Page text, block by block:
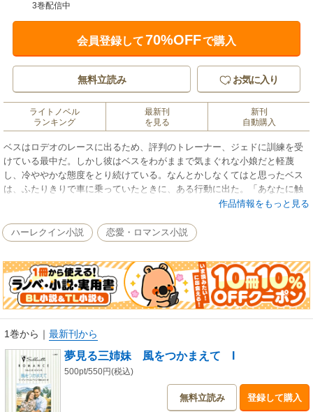
3巻配信中
会員登録して70%OFFで購入
無料立読み お気に入り
ライトノベル
ランキング
最新刊
を見る
新刊
自動購入
ベスはロデオのレースに出るため、評判のトレーナー、ジェドに訓練を受
けている最中だ。しかし彼はベスをわがままで気まぐれな小娘だと軽蔑
し、冷ややかな態度をとり続けている。なんとかしなくてはと思ったベス
は、ふたりきりで車に乗っていたときに、ある行動に出た。「あなたに触
れる練習をしたほうがよさそうね」シートベルトをはずし、運転中のジェ
揺するジェドを、ベスはさらにからかった。「あなたって優しくないの
ね」その瞬間ジェドは乱暴に車を止め……。
作品情報をもっと見る
ハーレクイン小説 恋愛・ロマンス小説
1巻から ｜ 最新刊から
夢見る三姉妹 風をつかまえて I
500pt/550円(税込)
無料立読み 登録して購入